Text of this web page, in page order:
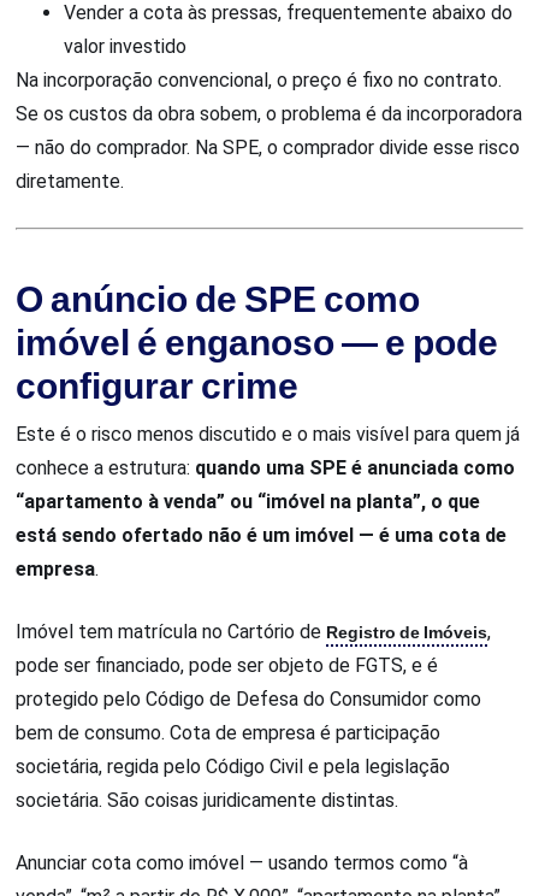
Vender a cota às pressas, frequentemente abaixo do
valor investido
Na incorporação convencional, o preço é fixo no contrato.
Se os custos da obra sobem, o problema é da incorporadora
— não do comprador. Na SPE, o comprador divide esse risco
diretamente.
O anúncio de SPE como
imóvel é enganoso — e pode
configurar crime
Este é o risco menos discutido e o mais visível para quem já
conhece a estrutura: quando uma SPE é anunciada como
“apartamento à venda” ou “imóvel na planta”, o que
está sendo ofertado não é um imóvel — é uma cota de
empresa.
Imóvel tem matrícula no Cartório de Registro de Imóveis,
pode ser financiado, pode ser objeto de FGTS, e é
protegido pelo Código de Defesa do Consumidor como
bem de consumo. Cota de empresa é participação
societária, regida pelo Código Civil e pela legislação
societária. São coisas juridicamente distintas.
Anunciar cota como imóvel — usando termos como “à